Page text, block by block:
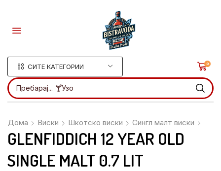
СИТЕ КАТЕГОРИИ
Пребарај... 🍸Узо
0
Дома Виски Шкотско виски Сингл малт виски
GLENFIDDICH 12 YEAR OLD
SINGLE MALT 0.7 LIT